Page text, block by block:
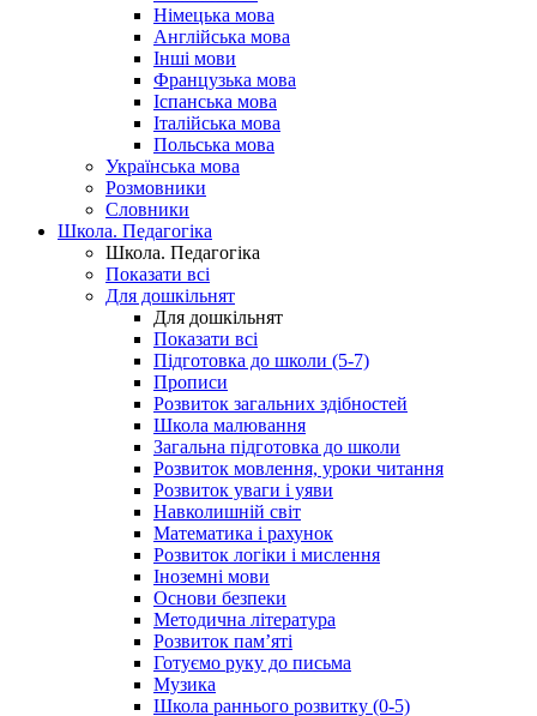
Німецька мова
Англійська мова
Інші мови
Французька мова
Іспанська мова
Італійська мова
Польська мова
Українська мова
Розмовники
Словники
Школа. Педагогіка
Школа. Педагогіка
Показати всі
Для дошкільнят
Для дошкільнят
Показати всі
Підготовка до школи (5-7)
Прописи
Розвиток загальних здібностей
Школа малювання
Загальна підготовка до школи
Розвиток мовлення, уроки читання
Розвиток уваги і уяви
Навколишній світ
Математика і рахунок
Розвиток логіки і мислення
Іноземні мови
Основи безпеки
Методична література
Розвиток пам’яті
Готуємо руку до письма
Музика
Школа раннього розвитку (0-5)